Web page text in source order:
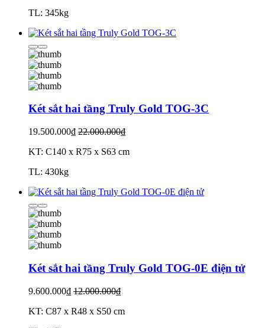
TL: 345kg
Két sắt hai tầng Truly Gold TOG-3C
19.500.000₫ 22.000.000₫
KT: C140 x R75 x S63 cm
TL: 430kg
Két sắt hai tầng Truly Gold TOG-0E điện tử
9.600.000₫ 12.000.000₫
KT: C87 x R48 x S50 cm